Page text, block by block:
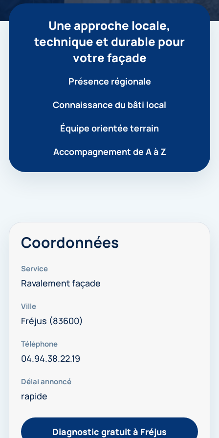
Une approche locale,
technique et durable pour
votre façade
Présence régionale
Connaissance du bâti local
Équipe orientée terrain
Accompagnement de A à Z
Coordonnées
Service
Ravalement façade
Ville
Fréjus (83600)
Téléphone
04.94.38.22.19
Délai annoncé
rapide
Diagnostic gratuit à Fréjus